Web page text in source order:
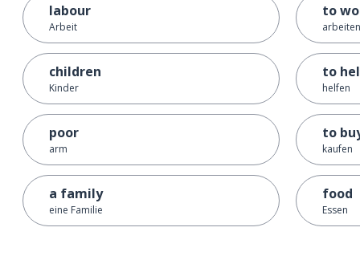
labour
Arbeit
children
Kinder
poor
arm
a family
eine Familie
to
to
helfen
to
kaufen
food
Essen